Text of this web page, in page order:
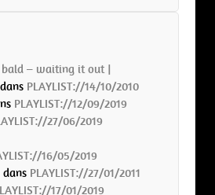
bald – waiting it out |
dans PLAYLIST://14/10/2010
PLAYLIST://12/09/2019
27/06/2019
16/05/2019
dans PLAYLIST://27/01/2011
17/01/2019